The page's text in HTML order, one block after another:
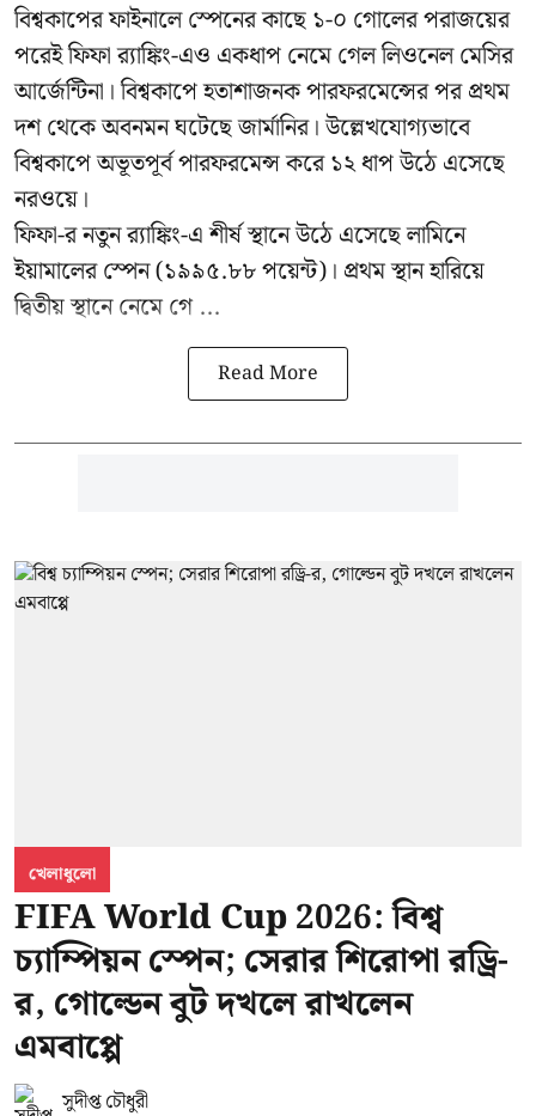
বিশ্বকাপের ফাইনালে স্পেনের কাছে ১-০ গোলের পরাজয়ের
পরেই ফিফা র‍্যাঙ্কিং-এও একধাপ নেমে গেল লিওনেল মেসির
আর্জেন্টিনা। বিশ্বকাপে হতাশাজনক পারফরমেন্সের পর প্রথম
দশ থেকে অবনমন ঘটেছে জার্মানির। উল্লেখযোগ্যভাবে
বিশ্বকাপে অভূতপূর্ব পারফরমেন্স করে ১২ ধাপ উঠে এসেছে
নরওয়ে।
ফিফা-র নতুন র‍্যাঙ্কিং-এ শীর্ষ স্থানে উঠে এসেছে লামিনে
ইয়ামালের স্পেন (১৯৯৫.৮৮ পয়েন্ট)। প্রথম স্থান হারিয়ে
দ্বিতীয় স্থানে নেমে গে ...
Read More
খেলাধুলো
FIFA World Cup 2026: বিশ্ব
চ্যাম্পিয়ন স্পেন; সেরার শিরোপা রড্রি-
র, গোল্ডেন বুট দখলে রাখলেন
এমবাপ্পে
সুদীপ্ত চৌধুরী